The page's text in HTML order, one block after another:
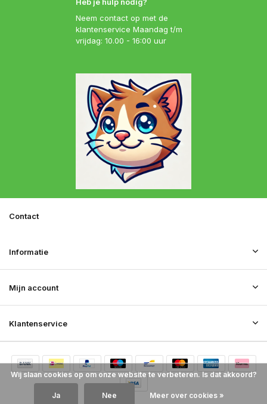
Neem contact op met de
klantenservice Maandag t/m
vrijdag: 10.00 - 16:00 uur
Klantenservice
Mijn account
Informatie
Contact
Wij slaan cookies op om onze website te verbeteren. Is dat akkoord?
Ja Nee Meer over cookies »